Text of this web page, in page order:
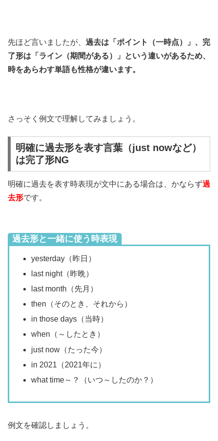
先ほど言いましたが、 過去は「ポイント（一時点）」、完
了形は「ライン（期間がある）」という違いがあるため、
時をあらわす単語も性格が違います。
さっそく例文で理解してみましょう。
明確に過去形を表す言葉（just nowなど）
は完了形NG
明確に過去を表す時表現が文中にある場合は、かならず過
去形です。
過去形と一緒に使う時表現
yesterday（昨日）
last night（昨晩）
last month（先月）
then（そのとき、それから）
in those days（当時）
when（～したとき）
just now（たった今）
in 2021（2021年に）
what time～？（いつ～したのか？）
例文を確認しましょう。